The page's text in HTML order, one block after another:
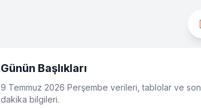
Günün Başlıkları
9 Temmuz 2026 Perşembe verileri, tablolar ve son
dakika bilgileri.